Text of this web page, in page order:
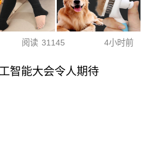
阅读 31145 4小时前
智能大会令人期待